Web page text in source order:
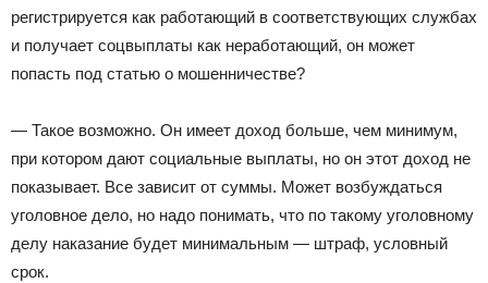
регистрируется как работающий в соответствующих службах
и получает соцвыплаты как неработающий, он может
попасть под статью о мошенничестве?
— Такое возможно. Он имеет доход больше, чем минимум,
при котором дают социальные выплаты, но он этот доход не
показывает. Все зависит от суммы. Может возбуждаться
уголовное дело, но надо понимать, что по такому уголовному
делу наказание будет минимальным — штраф, условный
срок.